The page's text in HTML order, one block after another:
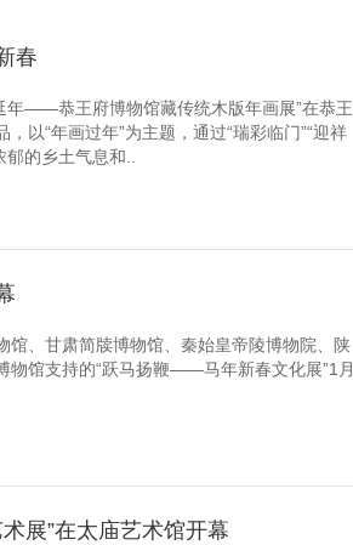
春
年——恭王府博物馆藏传统木版年画展”在恭王
以“年画过年”为主题，通过“瑞彩临门”“迎祥
的乡土气息和..
、甘肃简牍博物馆、秦始皇帝陵博物院、陕
物馆支持的“跃马扬鞭——马年新春文化展”1月
展”在太庙艺术馆开幕